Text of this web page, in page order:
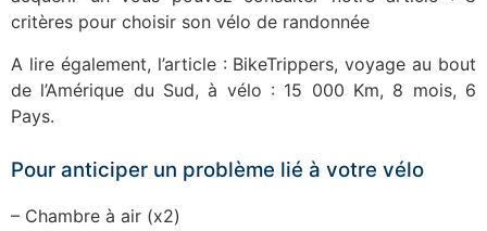
critères pour choisir son vélo de randonnée
A lire également, l’article : BikeTrippers, voyage au bout
de l’Amérique du Sud, à vélo : 15 000 Km, 8 mois, 6
Pays.
Pour anticiper un problème lié à votre vélo
– Chambre à air (x2)